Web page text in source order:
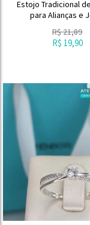
Estojo Tradicional
para Alianças e
R$21,89
R$ 19,90